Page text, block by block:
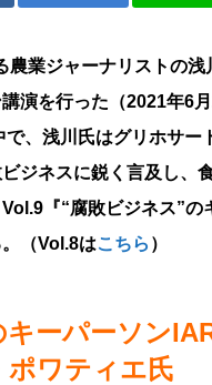
農業ジャーナリストの
演を行った（2021年6
、浅川氏はグリホサ
ジネスに鋭く言及し、
『“腐敗ビジネス”
（Vol.8はこちら ）
ーパーソン
ポワティエ氏